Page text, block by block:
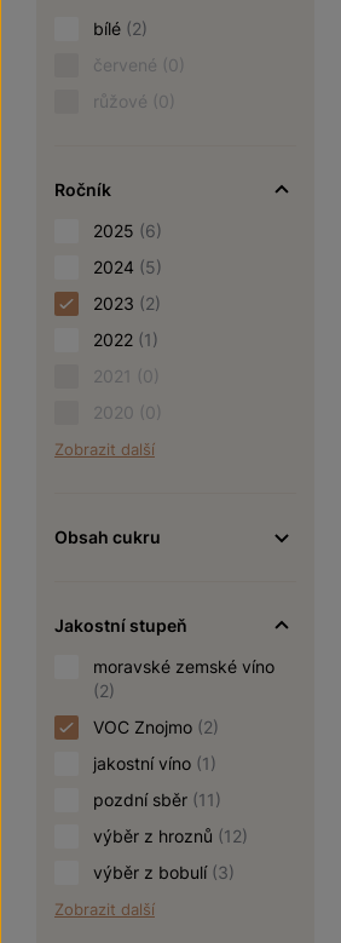
bílé (2)
červené (0)
růžové (0)
Ročník
2025 (6)
2024 (5)
2023 (2)
2022 (1)
2021 (0)
2020 (0)
Zobrazit další
Obsah cukru
Jakostní stupeň
moravské zemské víno
(2)
VOC Znojmo (2)
jakostní víno (1)
pozdní sběr (11)
výběr z hroznů (12)
výběr z bobulí (3)
Zobrazit další